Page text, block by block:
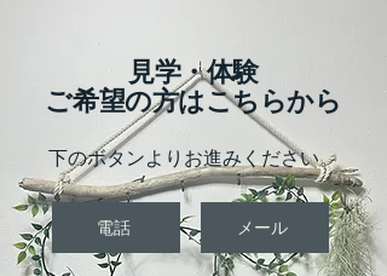
​見学・体験
​ご希望の方はこちらから
​下のボタンよりお進みください。
電話 メール